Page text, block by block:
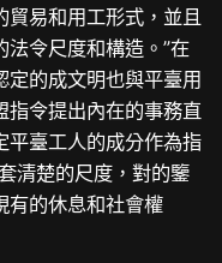
易和用工形式，並且
令尺度和構造。”在
定的成文明也與平臺用
指令提出內在的事務直
平臺工人的成分作為指
清楚的尺度，對的鑒
有的休息和社會權